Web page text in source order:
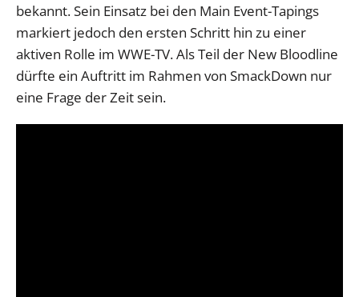
bekannt. Sein Einsatz bei den Main Event-Tapings
markiert jedoch den ersten Schritt hin zu einer
aktiven Rolle im WWE-TV. Als Teil der New Bloodline
dürfte ein Auftritt im Rahmen von SmackDown nur
eine Frage der Zeit sein.